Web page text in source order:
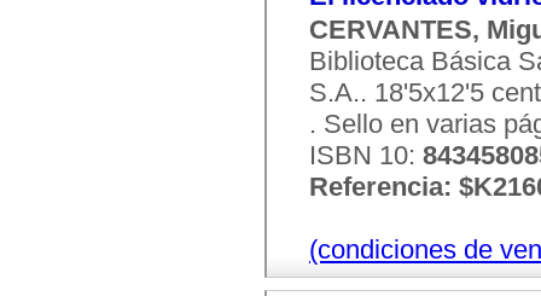
CERVANTES,
Biblioteca Básica
S.A.. 18'5x12'5
. Sello en varias
ISBN 10:
Referencia:
(condiciones de